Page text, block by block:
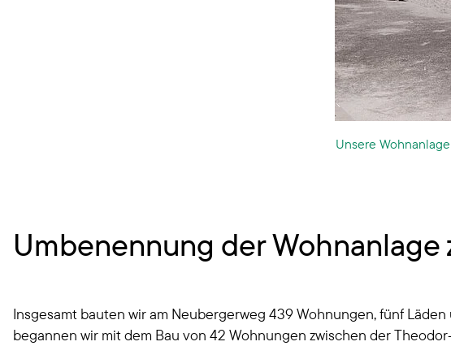
Unsere
Umbenennung der
Insgesamt bauten wir am Neubergerweg 439 Wohnungen, fünf
begannen wir mit dem Bau von 42 Wohnungen zwischen der